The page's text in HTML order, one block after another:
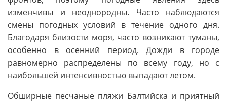
изменчивы и неоднородны. Часто наблюдаются
смены погодных условий в течение одного дня.
Благодаря близости моря, часто возникают туманы,
особенно в осенний период. Дожди в городе
равномерно распределены по всему году, но с
наибольшей интенсивностью выпадают летом.
Обширные песчаные пляжи Балтийска и приятный